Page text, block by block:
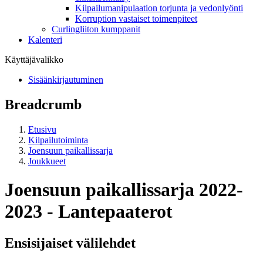
Kilpailumanipulaation torjunta ja vedonlyönti
Korruption vastaiset toimenpiteet
Curlingliiton kumppanit
Kalenteri
Käyttäjävalikko
Sisäänkirjautuminen
Breadcrumb
Etusivu
Kilpailutoiminta
Joensuun paikallissarja
Joukkueet
Joensuun paikallissarja 2022-
2023 - Lantepaaterot
Ensisijaiset välilehdet